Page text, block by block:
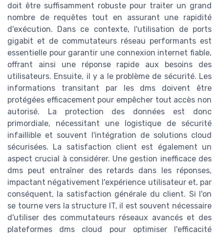
doit être suffisamment robuste pour traiter un grand
nombre de requêtes tout en assurant une rapidité
d'exécution. Dans ce contexte, l'utilisation de ports
gigabit et de commutateurs réseau performants est
essentielle pour garantir une connexion internet fiable,
offrant ainsi une réponse rapide aux besoins des
utilisateurs. Ensuite, il y a le problème de sécurité. Les
informations transitant par les dms doivent être
protégées efficacement pour empêcher tout accès non
autorisé. La protection des données est donc
primordiale, nécessitant une logistique de sécurité
infaillible et souvent l'intégration de solutions cloud
sécurisées. La satisfaction client est également un
aspect crucial à considérer. Une gestion inefficace des
dms peut entraîner des retards dans les réponses,
impactant négativement l'expérience utilisateur et, par
conséquent, la satisfaction générale du client. Si l'on
se tourne vers la structure IT, il est souvent nécessaire
d'utiliser des commutateurs réseaux avancés et des
plateformes dms cloud pour optimiser l'efficacité